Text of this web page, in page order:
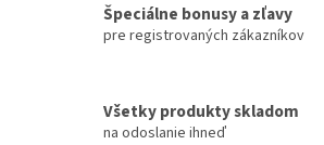
Špeciálne bonusy a zľavy
pre registrovaných zákazníkov
Všetky produkty skladom
na odoslanie ihneď